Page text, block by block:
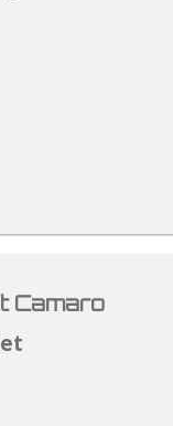
Camaro